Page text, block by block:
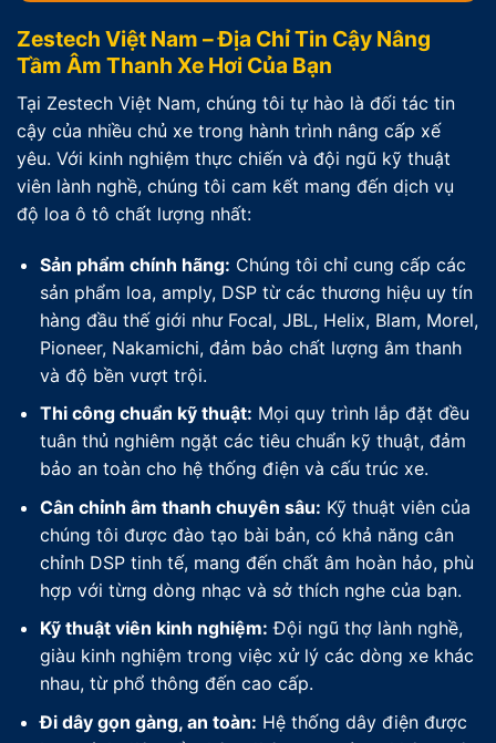
Zestech Việt Nam – Địa Chỉ Tin Cậy Nâng
Tầm Âm Thanh Xe Hơi Của Bạn
Tại Zestech Việt Nam, chúng tôi tự hào là đối tác tin
cậy của nhiều chủ xe trong hành trình nâng cấp xế
yêu. Với kinh nghiệm thực chiến và đội ngũ kỹ thuật
viên lành nghề, chúng tôi cam kết mang đến dịch vụ
độ loa ô tô chất lượng nhất:
Sản phẩm chính hãng: Chúng tôi chỉ cung cấp các
sản phẩm loa, amply, DSP từ các thương hiệu uy tín
hàng đầu thế giới như Focal, JBL, Helix, Blam, Morel,
Pioneer, Nakamichi, đảm bảo chất lượng âm thanh
và độ bền vượt trội.
Thi công chuẩn kỹ thuật: Mọi quy trình lắp đặt đều
tuân thủ nghiêm ngặt các tiêu chuẩn kỹ thuật, đảm
bảo an toàn cho hệ thống điện và cấu trúc xe.
Cân chỉnh âm thanh chuyên sâu: Kỹ thuật viên của
chúng tôi được đào tạo bài bản, có khả năng cân
chỉnh DSP tinh tế, mang đến chất âm hoàn hảo, phù
hợp với từng dòng nhạc và sở thích nghe của bạn.
Kỹ thuật viên kinh nghiệm: Đội ngũ thợ lành nghề,
giàu kinh nghiệm trong việc xử lý các dòng xe khác
nhau, từ phổ thông đến cao cấp.
Đi dây gọn gàng, an toàn: Hệ thống dây điện được